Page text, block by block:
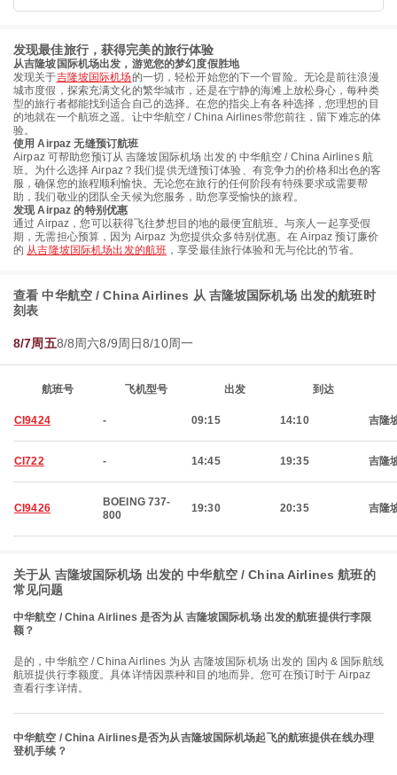
发现最佳旅行，获得完美的旅行体验
从吉隆坡国际机场出发，游览您的梦幻度假胜地
发现关于吉隆坡国际机场的一切，轻松开始您的下一个冒险。无论是前往浪漫
城市度假，探索充满文化的繁华城市，还是在宁静的海滩上放松身心，每种类
型的旅行者都能找到适合自己的选择。在您的指尖上有各种选择，您理想的目
的地就在一个航班之遥。让中华航空 / China Airlines带您前往，留下难忘的体
验。
使用 Airpaz 无缝预订航班
Airpaz 可帮助您预订从 吉隆坡国际机场 出发的 中华航空 / China Airlines 航
班。为什么选择 Airpaz？我们提供无缝预订体验、有竞争力的价格和出色的客
服，确保您的旅程顺利愉快。无论您在旅行的任何阶段有特殊要求或需要帮
助，我们敬业的团队全天候为您服务，助您享受愉快的旅程。
发现 Airpaz 的特别优惠
通过 Airpaz，您可以获得飞往梦想目的地的最便宜航班。与亲人一起享受假
期，无需担心预算，因为 Airpaz 为您提供众多特别优惠。在 Airpaz 预订廉价
的 从吉隆坡国际机场出发的航班 ，享受最佳旅行体验和无与伦比的节省。
查看 中华航空 / China Airlines 从 吉隆坡国际机场 出发的航班时
刻表
8/7周五8/8周六8/9周日8/10周一
航班号 飞机型号 出发 到达
CI9424 - 09:15 14:10 吉隆
CI722 - 14:45 19:35 吉隆
CI9426
BOEING 737-
800
19:30 20:35 吉隆
关于从 吉隆坡国际机场 出发的 中华航空 / China Airlines 航班的
常见问题
中华航空 / China Airlines 是否为从 吉隆坡国际机场 出发的航班提供行李限
额？
是的，中华航空 / China Airlines 为从 吉隆坡国际机场 出发的 国内 & 国际航线
航班提供行李额度。具体详情因票种和目的地而异。您可在预订时于 Airpaz
查看行李详情。
中华航空 / China Airlines是否为从吉隆坡国际机场起飞的航班提供在线办理
登机手续？